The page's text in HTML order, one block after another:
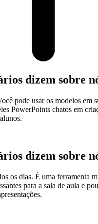
dizem sobre
pode usar os modelos em
PowerPoints chatos em
dizem sobre
os dias. É uma ferramenta
para a sala de aula e